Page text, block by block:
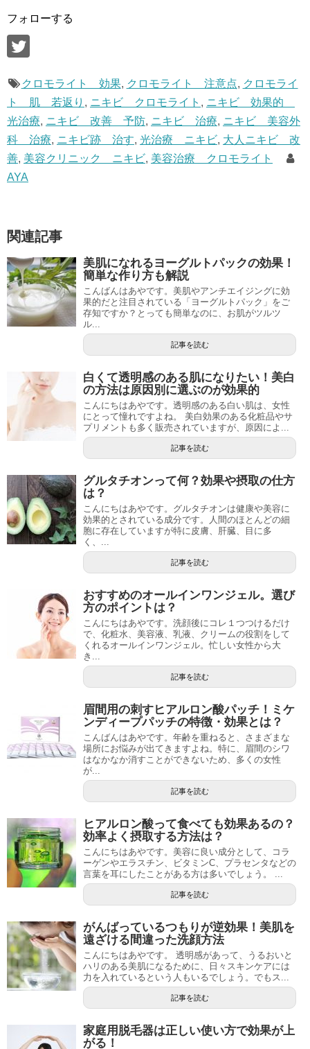
フォローする
クロモライト 効果, クロモライト 注意点, クロモライ
ト 肌 若返り , ニキビ クロモライト , ニキビ 効果的
光治療, ニキビ 改善 予防, ニキビ 治療, ニキビ 美容外
科 治療, ニキビ跡 治す, 光治療 ニキビ, 大人ニキビ 改
善, 美容クリニック ニキビ, 美容治療 クロモライト
AYA
関連記事
美肌になれるヨーグルトパックの効果！
簡単な作り方も解説
こんばんはあやです。美肌やアンチエイジングに効
果的だと注目されている「ヨーグルトパック」をご
存知ですか？とっても簡単なのに、お肌がツルツ
ル...
記事を読む
白くて透明感のある肌になりたい！美白
の方法は原因別に選ぶのが効果的
こんにちはあやです。透明感のある白い肌は、女性
にとって憧れですよね。 美白効果のある化粧品やサ
プリメントも多く販売されていますが、原因によ...
記事を読む
グルタチオンって何？効果や摂取の仕方
は？
こんにちはあやです。グルタチオンは健康や美容に
効果的とされている成分です。人間のほとんどの細
胞に存在していますが特に皮膚、肝臓、目に多
く、...
記事を読む
おすすめのオールインワンジェル。選び
方のポイントは？
こんにちはあやです。洗顔後にコレ１つつけるだけ
で、化粧水、美容液、乳液、クリームの役割をして
くれるオールインワンジェル。忙しい女性から大
き...
記事を読む
眉間用の刺すヒアルロン酸パッチ！ミケ
ンディープパッチの特徴・効果とは？
こんばんはあやです。年齢を重ねると、さまざまな
場所にお悩みが出てきますよね。特に、眉間のシワ
はなかなか消すことができないため、多くの女性
が...
記事を読む
ヒアルロン酸って食べても効果あるの？
効率よく摂取する方法は？
こんにちはあやです。美容に良い成分として、コラ
ーゲンやエラスチン、ビタミンC、プラセンタなどの
言葉を耳にしたことがある方は多いでしょう。 ...
記事を読む
がんばっているつもりが逆効果！美肌を
遠ざける間違った洗顔方法
こんにちはあやです。 透明感があって、うるおいと
ハリのある美肌になるために、日々スキンケアには
力を入れているという人もいるでしょう。でもス...
記事を読む
家庭用脱毛器は正しい使い方で効果が上
がる！